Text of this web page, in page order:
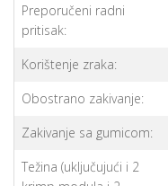
Preporučeni radni
pritisak:
Korištenje zraka:
Obostrano zakivanje:
Zakivanje sa gumicom:
Težina (uključujući i 2